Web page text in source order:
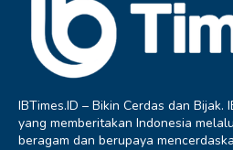
IBTimes.ID – Bikin Cerdas dan Bijak.
yang memberitakan Indonesia
beragam dan berupaya